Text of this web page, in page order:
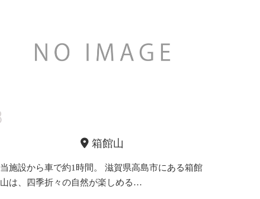
箱館山
当施設から車で約1時間。 滋賀県高島市にある箱館
山は、四季折々の自然が楽しめる…